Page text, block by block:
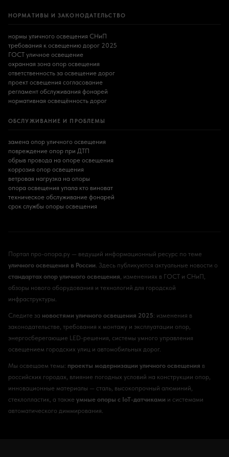
НОРМАТИВЫ И ЗАКОНОДАТЕЛЬСТВО
нормы уличного освещения СНиП
требования к освещению дорог 2025
ГОСТ уличное освещение
охранная зона опор освещения
ответственность за освещение дорог
проект освещения согласование
регламент обслуживания фонарей
нормативная освещённость дорог
ОБСЛУЖИВАНИЕ И ПРОБЛЕМЫ
замена опор уличного освещения
повреждение опор при ДТП
обрыв провода на опоре освещения
коррозия опор освещения
ветровая нагрузка на опоры
опора освещения упала кто виноват
техническое обслуживание фонарей
срок службы опоры освещения
Портал про-опора.ру — ведущий информационный ресурс по теме
уличного освещения в России. Здесь публикуются актуальные новости о
стандартах опор уличного освещения, изменениях в ГОСТ и СНиП,
обзоры нового оборудования и технологий для городской
инфраструктуры.
Следите за новостями уличного освещения 2025: изменения в
законодательстве, требования к монтажу и эксплуатации опор,
энергосберегающие LED-решения, системы умного управления
освещением городских улиц и автомобильных дорог.
Мы освещаем темы: проекты модернизации уличного освещения в
российских городах, влияние погодных условий на конструкции опор,
инновационные материалы — сталь, высокопрочный алюминий,
стеклопластик, а также умные опоры с IoT-датчиками и системами
автоматического диммирования.